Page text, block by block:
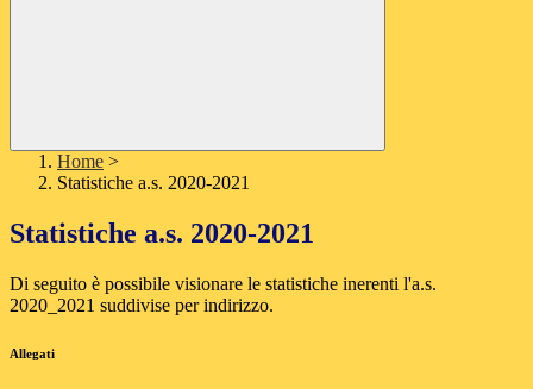
Home >
Statistiche a.s. 2020-2021
Statistiche a.s. 2020-2021
Di seguito è possibile visionare le statistiche inerenti l'a.s.
2020_2021 suddivise per indirizzo.
Allegati